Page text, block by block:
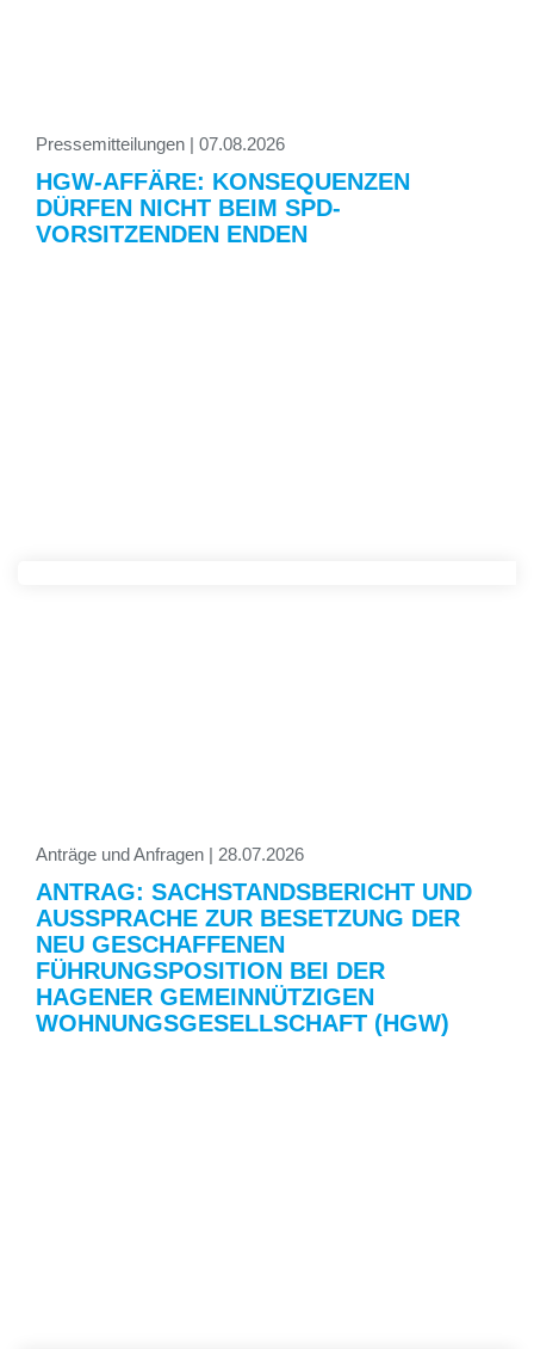
Pressemitteilungen | 07.08.2026
HGW-AFFÄRE: KONSEQUENZEN
DÜRFEN NICHT BEIM SPD-
VORSITZENDEN ENDEN
Anträge und Anfragen | 28.07.2026
ANTRAG: SACHSTANDSBERICHT UND
AUSSPRACHE ZUR BESETZUNG DER
NEU GESCHAFFENEN
FÜHRUNGSPOSITION BEI DER
HAGENER GEMEINNÜTZIGEN
WOHNUNGSGESELLSCHAFT (HGW)